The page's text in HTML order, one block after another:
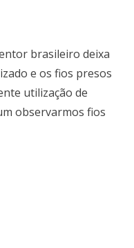
brasileiro deixa
e os fios presos
utilização de
observarmos fios